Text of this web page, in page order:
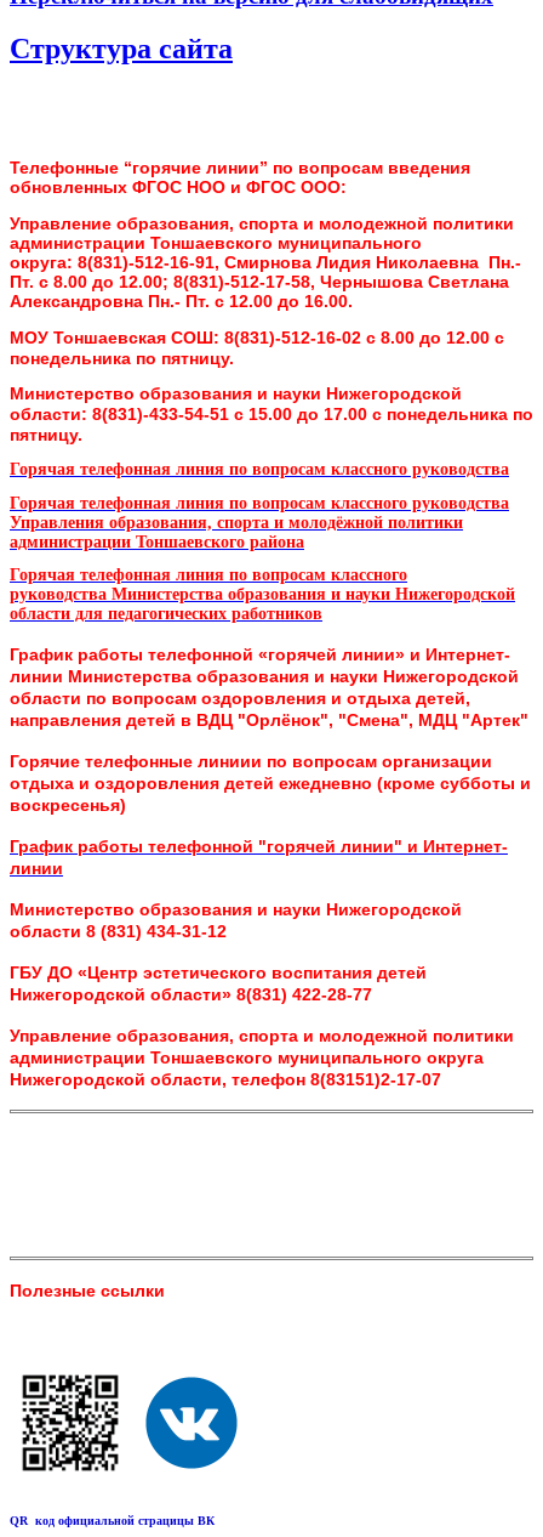
Структура сайта
Телефонные “горячие линии” по вопросам введения
обновленных ФГОС НОО и ФГОС ООО:
Управление образования, спорта и молодежной политики
администрации Тоншаевского муниципального
округа: 8(831)-512-16-91, Смирнова Лидия Николаевна Пн.-
Пт. с 8.00 до 12.00; 8(831)-512-17-58, Чернышова Светлана
Александровна Пн.- Пт. с 12.00 до 16.00.
МОУ Тоншаевская СОШ: 8(831)-512-16-02 с 8.00 до 12.00 с
понедельника по пятницу.
Министерство образования и науки Нижегородской
области: 8(831)-433-54-51 с 15.00 до 17.00 с понедельника по
пятницу.
Горячая телефонная линия по вопросам классного руководства
Горячая телефонная линия по вопросам классного руководства
Управления образования, спорта и молодёжной политики
администрации Тоншаевского района
Горячая телефонная линия по вопросам классного
руководства Министерства образования и науки Нижегородской
области для педагогических работников
График работы телефонной «горячей линии» и Интернет-
линии Министерства образования и науки Нижегородской
области по вопросам оздоровления и отдыха детей,
направления детей в ВДЦ "Орлёнок", "Смена", МДЦ "Артек"
Горячие телефонные линиии по вопросам организации
отдыха и оздоровления детей ежедневно (кроме субботы и
воскресенья)
График работы телефонной "горячей линии" и Интернет-
линии
Министерство образования и науки Нижегородской
области 8 (831) 434-31-12
ГБУ ДО «Центр эстетического воспитания детей
Нижегородской области» 8(831) 422-28-77
Управление образования, спорта и молодежной политики
администрации Тоншаевского муниципального округа
Нижегородской области, телефон 8(83151)2-17-07
Полезные ссылки
QR код официальной страцицы ВК